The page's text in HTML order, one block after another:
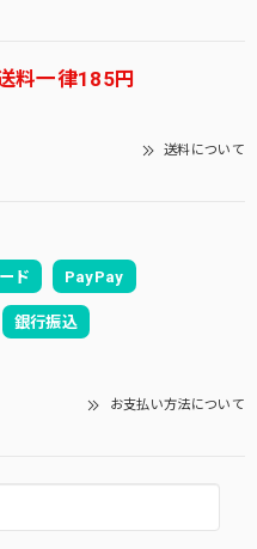
料一律185円
送料について
ド PayPay
銀行振込
お支払い方法について